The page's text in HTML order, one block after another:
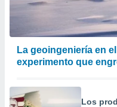
La geoingeniería en
experimento que
Los